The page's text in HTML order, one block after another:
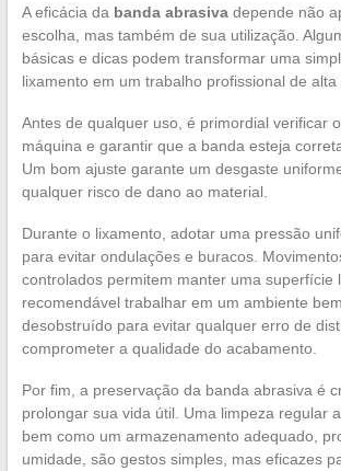
A eficácia da banda abrasivadepende não
escolha, mas também de sua utilização.
básicas e dicas podem transformar uma
lixamento em um trabalho profissional de alta
Antes de qualquer uso, é primordial verificar
máquina e garantir que a banda esteja
Um bom ajuste garante um desgaste
qualquer risco de dano ao material.
Durante o lixamento, adotar uma pressão
para evitar ondulações e buracos.
controlados permitem manter uma superfície
recomendável trabalhar em um ambiente
desobstruído para evitar qualquer erro de
comprometer a qualidade do acabamento.
Por fim, a preservação da banda abrasiva é
prolongar sua vida útil. Uma limpeza regular
bem como um armazenamento adequado,
umidade, são gestos simples, mas eficazes